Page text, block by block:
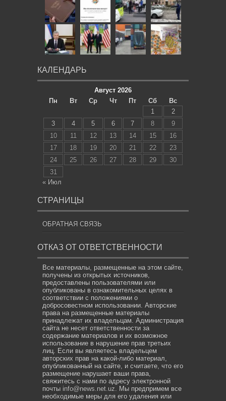
КАЛЕНДАРЬ
Август 2026
Пн
Вт Ср Чт Пт Сб
Вс
1
2
3
4 5 6 7 8
9
10
11 12 13 14 15
16
17
18 19 20 21 22
23
24
25 26 27 28 29
30
31
« Июл
СТРАНИЦЫ
ОБРАТНАЯ СВЯЗЬ
ОТКАЗ ОТ ОТВЕТСТВЕННОСТИ
Все материалы, размещенные на этом сайте,
получены из открытых источников,
предоставлены пользователями или
опубликованы в ознакомительных целях в
соответствии с положениями о
добросовестном использовании. Авторские
права на размещенные материалы
принадлежат их владельцам. Администрация
сайта не несет ответственности за
содержание материалов и их возможное
использование в нарушение прав третьих
лиц. Если вы являетесь владельцем
авторских прав на какой-либо материал,
опубликованный на сайте, и считаете, что его
размещение нарушает ваши права,
свяжитесь с нами по адресу электронной
почты info@news.net.uz. Мы предпримем все
необходимые меры для его удаления или